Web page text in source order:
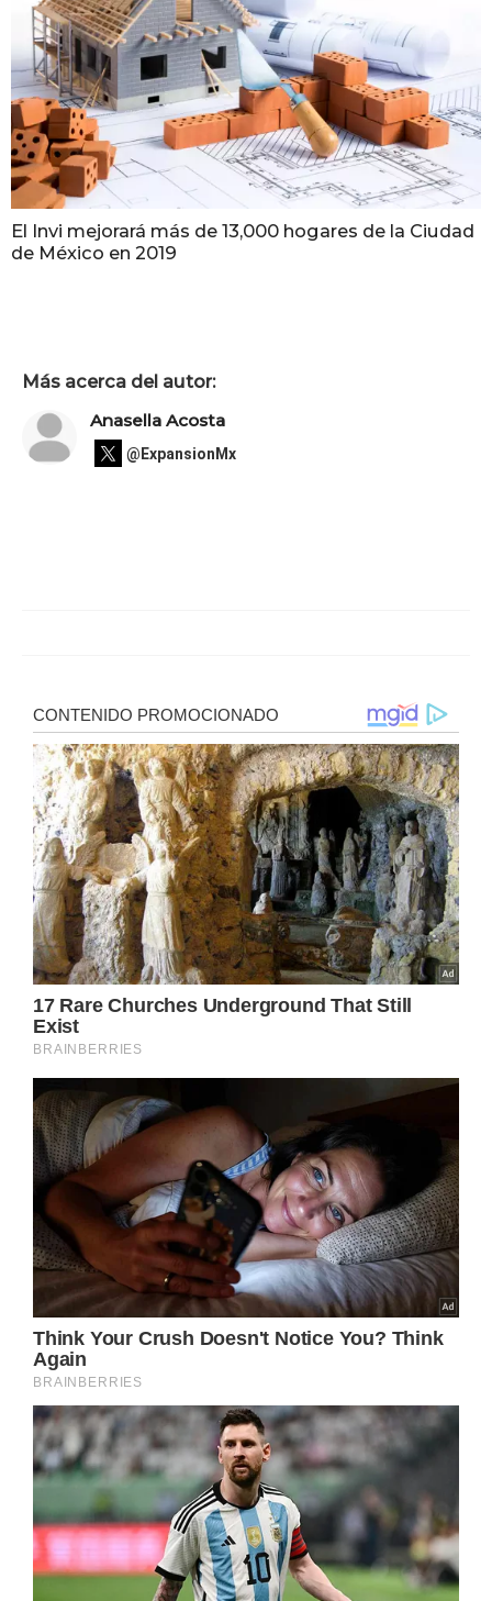
El Invi mejorará más de 13,000 hogares de la Ciudad
de México en 2019
Más acerca del autor:
Anasella Acosta
@ExpansionMx